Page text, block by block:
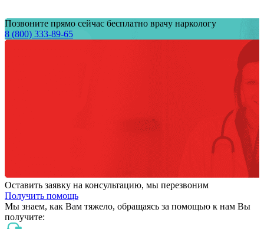
Позвоните прямо сейчас бесплатно врачу наркологу
8 (800) 333-89-65
Оставить заявку на консультацию, мы перезвоним
Получить помощь
Мы знаем, как Вам тяжело, обращаясь за помощью к нам Вы
получите: